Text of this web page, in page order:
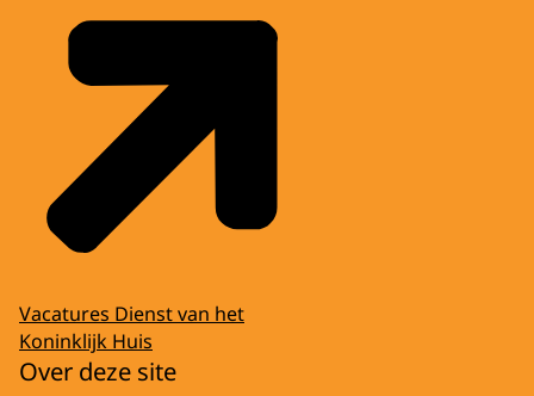
Vacatures Dienst van het
Koninklijk Huis
Over deze site